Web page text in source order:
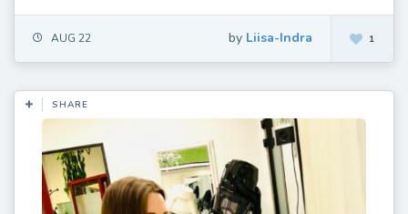
AUG 22 1
by Liisa-Indra
SHARE